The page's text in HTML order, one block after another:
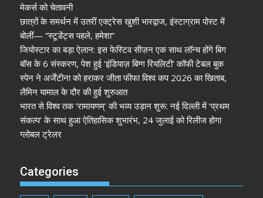
मेकर्स को चेतावनी
छात्रों के समर्थन में उतरीं एक्ट्रेस खुशी भारद्वाज, इंस्टाग्राम पोस्ट में
बोलीं— “स्टूडेंट्स पहले, हमेशा”
जियोस्टार का बड़ा ऐलान: इस फेस्टिव सीज़न एक साथ लॉन्च होंगे बिग
बॉस के 6 संस्करण, पेश हुई ‘इंडियाज़ बिग्ग रियलिटी’ कॉफी टेबल बुक
स्पेन ने अर्जेंटीना को हराकर जीता फीफा विश्व कप 2026 का खिताब,
लैमिन यामाल के दौर की हुई शुरुआत
भारत से विश्व तक ‘रामायणम्’ की भव्य उड़ान शुरू: नई दिल्ली में ‘प्रथम
संकल्प’ के साथ हुआ ऐतिहासिक शुभारंभ, 24 जुलाई को रिलीज होगा
ग्लोबल ट्रेलर
Categories